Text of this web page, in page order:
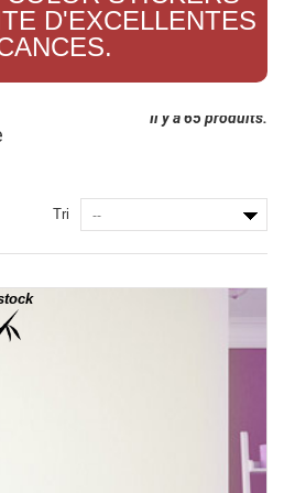
D'EXCELLENTES
Il y a 65 produits.
Tri --